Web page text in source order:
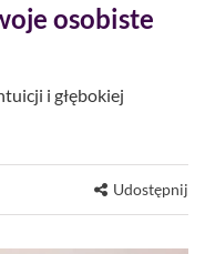
osobiste
i głębokiej
Udostępnij